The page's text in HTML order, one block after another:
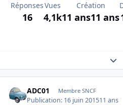
Réponses
16
Vues
4,1k
Création
11 ans11 ans
ADC01 Membre SNCF
Publication: 16 juin 201511 ans